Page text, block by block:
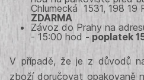
Chlumecká 1531, 198 19
ZDARMA
Závoz do Prahy na
- 15:00 hod - poplatek
V případě, že je z důvodů
zboží doručovat opakovaně